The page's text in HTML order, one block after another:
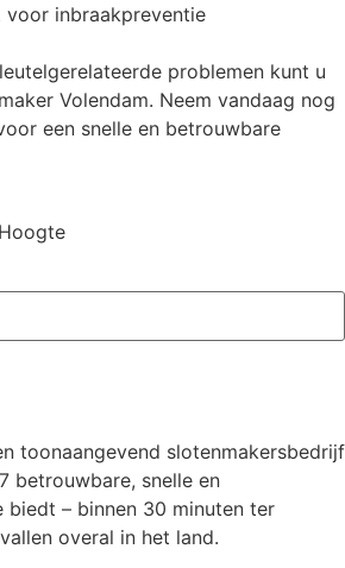
voor inbraakpreventie
problemen kunt u
Volendam. Neem vandaag nog
een snelle en betrouwbare
toonaangevend slotenmakersbedrijf
betrouwbare, snelle en
biedt – binnen 30 minuten ter
overal in het land.